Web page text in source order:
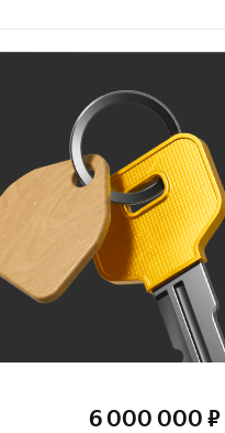
6 000 000 ₽